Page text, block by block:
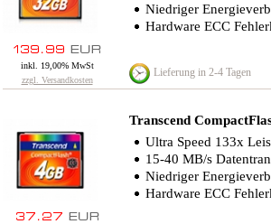
Niedriger
Hardware ECC
inkl. 19,00% MwSt
zzgl. Versandkosten
Lieferung in 2-4 Tagen
Transcend
Ultra Speed 133x
15-40 MB/s
Niedriger
Hardware ECC